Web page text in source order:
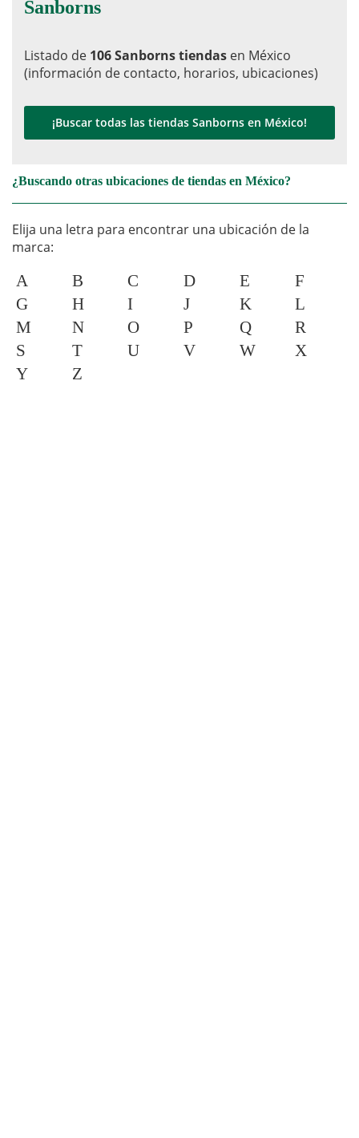
Sanborns
Listado de 106 Sanborns tiendas en México
(información de contacto, horarios, ubicaciones)
¡Buscar todas las tiendas Sanborns en México!
¿Buscando otras ubicaciones de tiendas en México?
Elija una letra para encontrar una ubicación de la
marca:
A B C D E
F
G
H I J K
L
M
N O P Q
R
S
T U V W
X
Y
Z